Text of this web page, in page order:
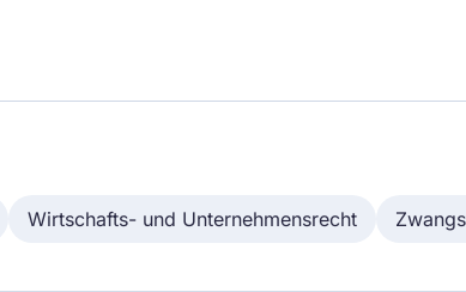
Wirtschafts- und Unternehmensrecht